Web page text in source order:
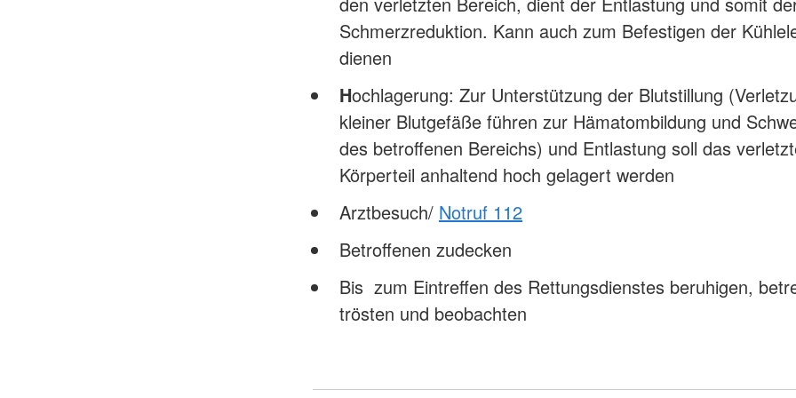
Schmerzreduktion. Kann auch zum Befestigen der
dienen
Hochlagerung: Zur Unterstützung der Blutstillung
kleiner Blutgefäße führen zur Hämatombildung und
des betroffenen Bereichs) und Entlastung soll das
Körperteil anhaltend hoch gelagert werden
Arztbesuch/ Notruf 112
Betroffenen zudecken
Bis zum Eintreffen des Rettungsdienstes beruhigen,
trösten und beobachten